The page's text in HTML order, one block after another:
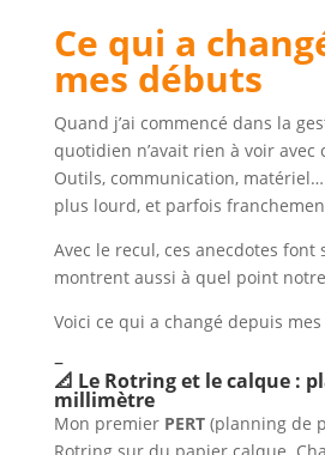
Ce qui a
mes débuts
Quand j’ai commencé dans la
quotidien n’avait rien à voir avec
Outils, communication,
plus lourd, et parfois
Avec le recul, ces anecdotes font
montrent aussi à quel point
Voici ce qui a changé depuis
–
📐 Le Rotring et le calque :
millimètre
Mon premier PERT(planning de